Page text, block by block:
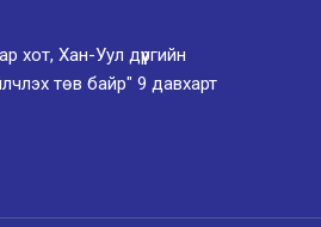
хот, Хан-Уул дүүргийн
төв байр" 9 давхарт